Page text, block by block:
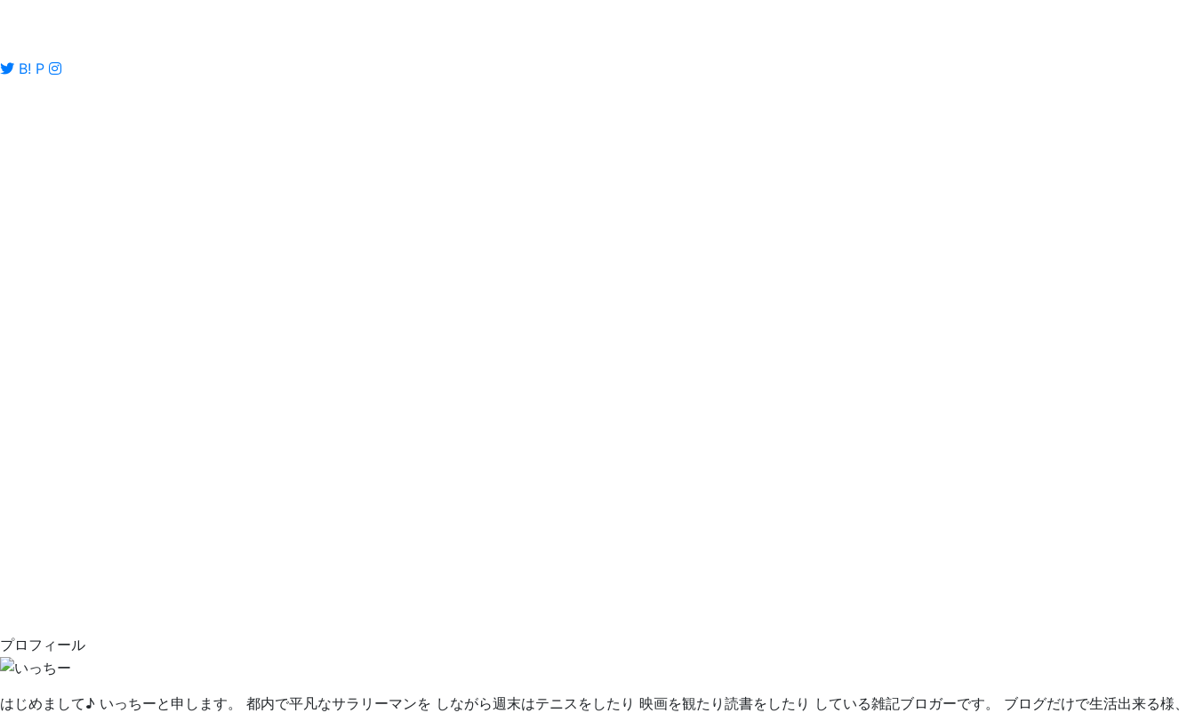
B! P
プロフィール
はじめまして♪ いっちーと申します。 都内で平凡なサラリーマンを しながら週末はテニスをしたり 映画を観たり読書をしたり している雑記ブロガーです。 ブログだけで生活出来る様、